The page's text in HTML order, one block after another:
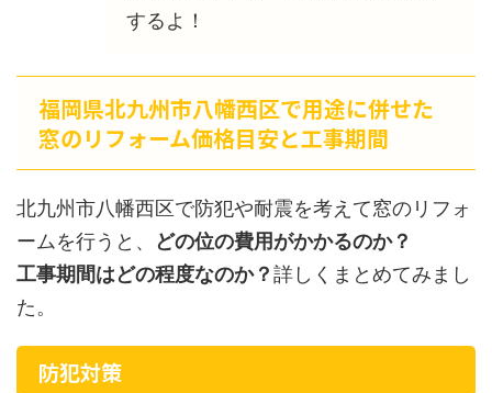
するよ！
福岡県北九州市八幡西区で用途に併せた
窓のリフォーム価格目安と工事期間
北九州市八幡西区で防犯や耐震を考えて窓のリフォ
ームを行うと、
どの位の費用がかかるのか？
工事期間はどの程度なのか？詳しくまとめてみまし
た。
防犯対策